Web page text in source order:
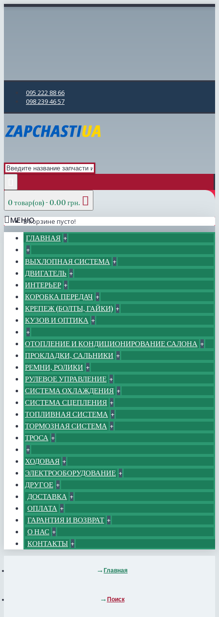
095 222 88 66
098 239 46 57
0 товар(ов) - 0.00 грн.
В корзине пусто!
МЕНЮ
ГЛАВНАЯ +
+
ВЫХЛОПНАЯ СИСТЕМА +
ДВИГАТЕЛЬ +
ИНТЕРЬЕР +
КОРОБКА ПЕРЕДАЧ +
КРЕПЕЖ (БОЛТЫ, ГАЙКИ) +
КУЗОВ И ОПТИКА +
+
ОТОПЛЕНИЕ И КОНДИЦИОНИРОВАНИЕ САЛОНА +
ПРОКЛАДКИ, САЛЬНИКИ +
РЕМНИ, РОЛИКИ +
РУЛЕВОЕ УПРАВЛЕНИЕ +
СИСТЕМА ОХЛАЖДЕНИЯ +
СИСТЕМА СЦЕПЛЕНИЯ +
ТОПЛИВНАЯ СИСТЕМА +
ТОРМОЗНАЯ СИСТЕМА +
ТРОСА +
+
ХОДОВАЯ +
ЭЛЕКТРООБОРУДОВАНИЕ +
ДРУГОЕ +
ДОСТАВКА +
ОПЛАТА +
ГАРАНТИЯ И ВОЗВРАТ +
О НАС +
КОНТАКТЫ +
Главная
Поиск